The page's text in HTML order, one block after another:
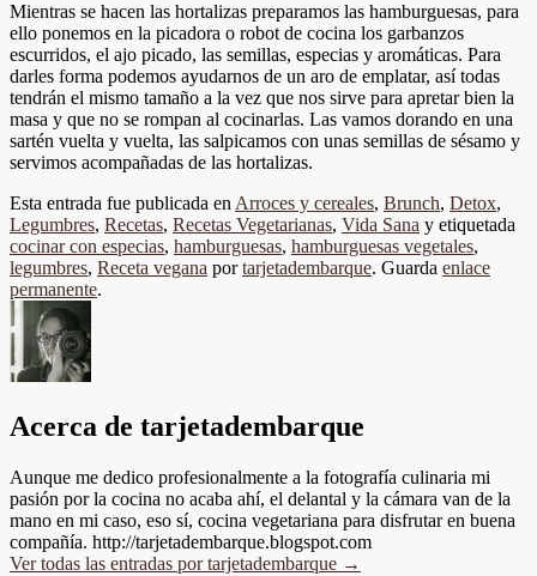
Mientras se hacen las hortalizas preparamos las hamburguesas, para
ello ponemos en la picadora o robot de cocina los garbanzos
escurridos, el ajo picado, las semillas, especias y aromáticas. Para
darles forma podemos ayudarnos de un aro de emplatar, así todas
tendrán el mismo tamaño a la vez que nos sirve para apretar bien la
masa y que no se rompan al cocinarlas. Las vamos dorando en una
sartén vuelta y vuelta, las salpicamos con unas semillas de sésamo y
servimos acompañadas de las hortalizas.
Esta entrada fue publicada en Arroces y cereales, Brunch, Detox,
Legumbres, Recetas, Recetas Vegetarianas, Vida Sana y etiquetada
cocinar con especias, hamburguesas, hamburguesas vegetales,
legumbres, Receta vegana portarjetadembarque. Guarda enlace
permanente.
Acerca de tarjetadembarque
Aunque me dedico profesionalmente a la fotografía culinaria mi
pasión por la cocina no acaba ahí, el delantal y la cámara van de la
mano en mi caso, eso sí, cocina vegetariana para disfrutar en buena
compañía. http://tarjetadembarque.blogspot.com
Ver todas las entradas por tarjetadembarque →